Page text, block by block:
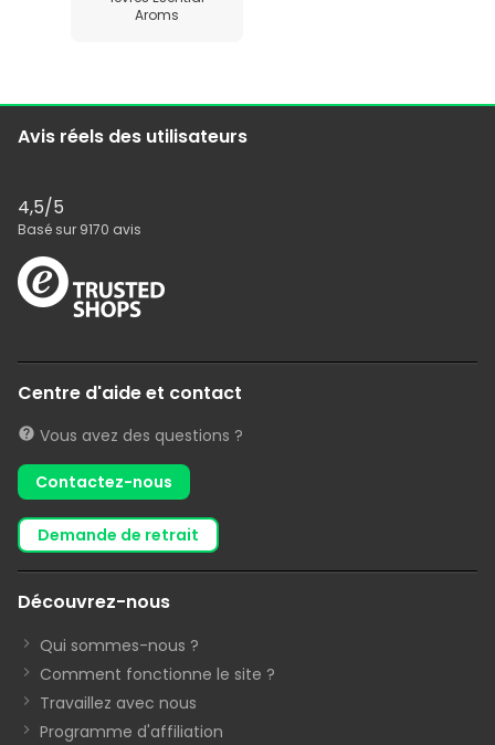
Aroms
Avis réels des utilisateurs
4,5/5
Basé sur 9170 avis
Centre d'aide et contact
Vous avez des questions ?
Contactez-nous
demande de retrait
Découvrez-nous
Qui sommes-nous ?
Comment fonctionne le site ?
Travaillez avec nous
Programme d'affiliation